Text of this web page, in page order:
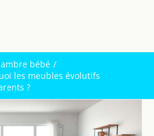
bébé
les meubles évolutifs
?